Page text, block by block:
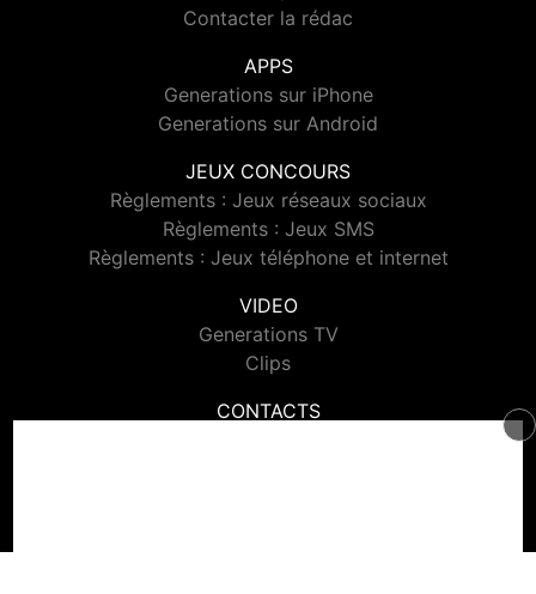
Contacter la rédac
APPS
Generations sur iPhone
Generations sur Android
JEUX CONCOURS
Règlements : Jeux réseaux sociaux
Règlements : Jeux SMS
Règlements : Jeux téléphone et internet
VIDEO
Generations TV
Clips
CONTACTS